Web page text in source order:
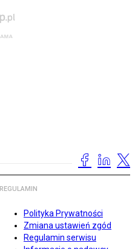
REGULAMIN
Polityka Prywatności
Zmiana ustawień zgód
Regulamin serwisu